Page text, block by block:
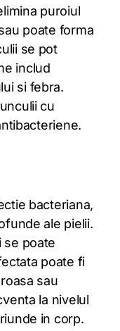
puroiul
poate forma
se pot
includ
si febra.
cu
bacteriana,
ale pielii.
se poate
poate fi
sau
la nivelul
in corp.